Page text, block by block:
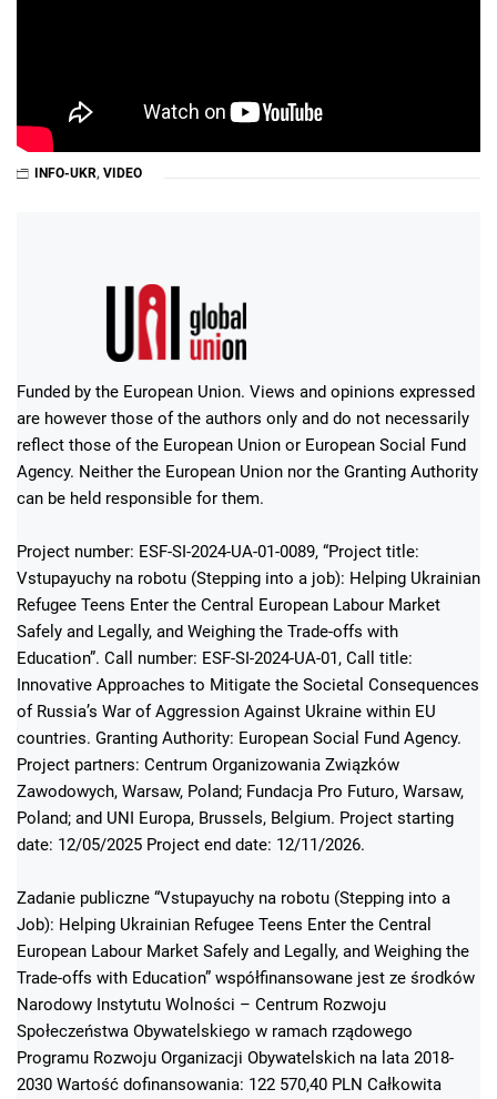
INFO-UKR, VIDEO
Funded by the European Union. Views and opinions expressed
are however those of the authors only and do not necessarily
reflect those of the European Union or European Social Fund
Agency. Neither the European Union nor the Granting Authority
can be held responsible for them.
Project number: ESF-SI-2024-UA-01-0089, “Project title:
Vstupayuchy na robotu (Stepping into a job): Helping Ukrainian
Refugee Teens Enter the Central European Labour Market
Safely and Legally, and Weighing the Trade-offs with
Education”. Call number: ESF-SI-2024-UA-01, Call title:
Innovative Approaches to Mitigate the Societal Consequences
of Russia’s War of Aggression Against Ukraine within EU
countries. Granting Authority: European Social Fund Agency.
Project partners: Centrum Organizowania Związków
Zawodowych, Warsaw, Poland; Fundacja Pro Futuro, Warsaw,
Poland; and UNI Europa, Brussels, Belgium. Project starting
date: 12/05/2025 Project end date: 12/11/2026.
Zadanie publiczne “Vstupayuchy na robotu (Stepping into a
Job): Helping Ukrainian Refugee Teens Enter the Central
European Labour Market Safely and Legally, and Weighing the
Trade-offs with Education” współfinansowane jest ze środków
Narodowy Instytutu Wolności – Centrum Rozwoju
Społeczeństwa Obywatelskiego w ramach rządowego
Programu Rozwoju Organizacji Obywatelskich na lata 2018-
2030 Wartość dofinansowania: 122 570,40 PLN Całkowita